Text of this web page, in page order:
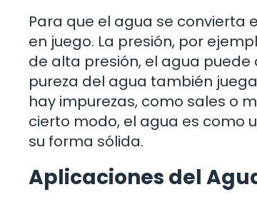
Para que el agua se convierta
en juego. La presión, por
de alta presión, el agua
pureza del agua también
hay impurezas, como sales o
cierto modo, el agua es como
su forma sólida.
Aplicaciones del